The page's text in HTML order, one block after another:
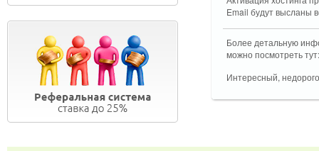
Email будут высланы
Более детальную
можно посмотреть
Интересный,